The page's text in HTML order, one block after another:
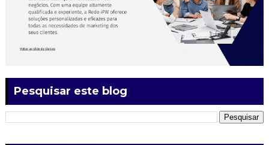
Pesquisar este blog